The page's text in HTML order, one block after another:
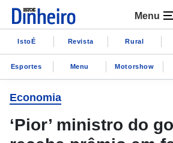
Menu
IstoÉ Revista Rural
Esportes Menu Motorshow
Economia
‘Pior’ ministro do